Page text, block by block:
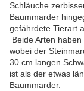
Schläuche
Baummarder
gefährdete Tierart
Beide Arten
wobei der
30 cm langen
ist als der etwas
Baummarder.